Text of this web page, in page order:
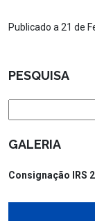
Publicado a 21 de
PESQUISA
GALERIA
Consignação IRS